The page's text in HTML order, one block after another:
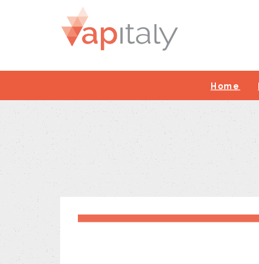
Home